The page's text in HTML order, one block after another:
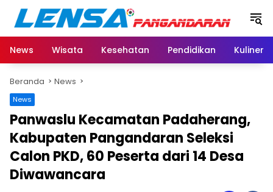
Langsung
konten
News
Wisata Kesehatan Pendidikan Kuliner
Beranda News
News
Panwaslu Kecamatan Padaherang,
Kabupaten Pangandaran Seleksi
Calon PKD, 60 Peserta dari 14 Desa
Diwawancara